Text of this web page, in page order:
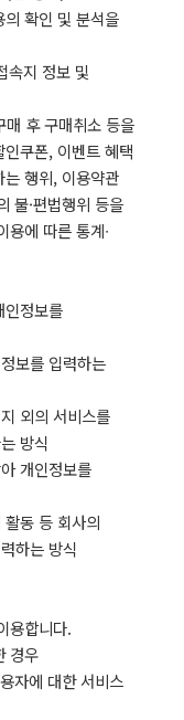
확인 및 분석을
속지 정보 및
후 구매취소 등을
쿠폰, 이벤트 혜택
는 행위, 이용약관
불·편법행위 등을
용에 따른 통계∙
인정보를
보를 입력하는
외의 서비스를
방식
개인정보를
동 등 회사의
하는 방식
용합니다.
경우
자에 대한 서비스